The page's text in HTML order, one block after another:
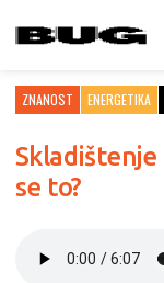
ZNANOST ENERGETIKA
se to?